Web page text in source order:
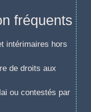
fréquents
intérimaires hors
de droits aux
ou contestés par